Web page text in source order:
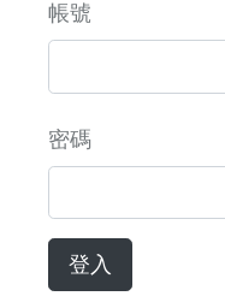
帳號
密碼
登入